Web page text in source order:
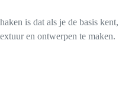
is dat als je de basis kent,
en ontwerpen te maken.